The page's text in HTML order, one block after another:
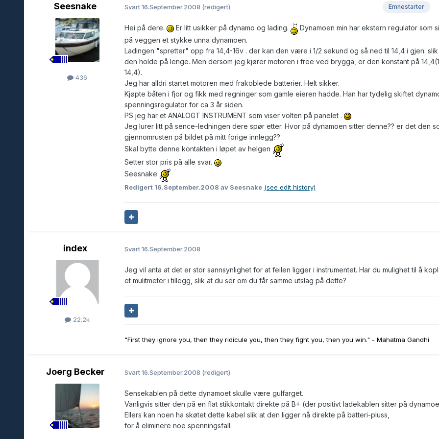
Seesnake
436
Emnestarter
Svart16.September.2008 (redigert)
Hei på dere. Er litt usikker på dynamo og lading.
Dynamoen min har ekstern regulator som
på veggen et stykke unna dynamoen.
Ladingen "spretter" opp fra 14,4-16v . der kan den være i 1/2 sekund og så ned til 14,4 i gjen. slik
den holde på lenge. Men dersom jeg kjører motoren i free ved brygga, er den konstant på
14,4).
Jeg har alldri startet motoren med frakoblede batterier. Helt sikker.
Kjøpte båten i fjor og fikk med regninger som gamle eieren hadde. Han har tydelig skiftet
spenningsregulator for ca 3 år siden.
PS jeg har et ANALOGT INSTRUMENT som viser volten på panelet .
Jeg lurer litt på sence-ledningen dere spør etter. Hvor på dynamoen sitter denne?? er det den
gjennomrusten på bildet på mitt forige innlegg??
Skal bytte denne kontakten i løpet av helgen
Setter stor pris på alle svar.
Seesnake
Redigert 16.September.2008 av Seesnake (see edit history)
index
22.2k
Svart16.September.2008
Jeg vil anta at det er stor sannsynlighet for at feilen ligger i instrumentet. Har du mulighet til å
et mulitmeter i tillegg, slik at du ser om du får samme utslag på dette?
"First they ignore you, then they ridicule you, then they fight you, then you win." - Mahatma Gandhi
Joerg Becker Svart16.September.2008 (redigert)
Sensekablen på dette dynamoet skulle være gulfarget.
Vanligvis sitter den på en flat stikkontakt direkte på B+ (der positivt ladekablen sitter på
Ellers kan noen ha skøtet dette kabel slik at den ligger nå direkte på batteri-pluss,
for å eliminere noe spenningsfall.